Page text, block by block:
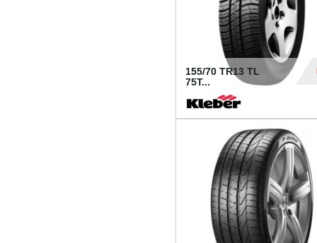
155/70 TR13 TL
75T...